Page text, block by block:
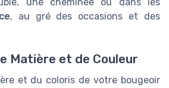
, au gré des occasions et des
Matière et de Couleur
et du coloris de votre bougeoir